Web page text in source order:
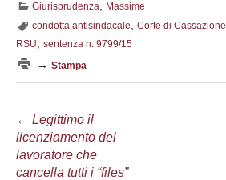
Giurisprudenza
Massime
condotta antisindacale
Corte di Cassazione
RSU sentenza n. 9799/15
→ Stampa
Navigazione
articolo
← Legittimo il
licenziamento del
lavoratore che
cancella tutti i “files”